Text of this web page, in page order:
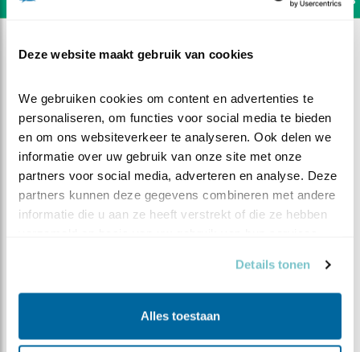
Deze website maakt gebruik van cookies
We gebruiken cookies om content en advertenties te
personaliseren, om functies voor social media te bieden
en om ons websiteverkeer te analyseren. Ook delen we
informatie over uw gebruik van onze site met onze
partners voor social media, adverteren en analyse. Deze
partners kunnen deze gegevens combineren met andere
informatie die u aan ze heeft verstrekt of die ze hebben
Details tonen
Alles toestaan
De randen worden opgezocht